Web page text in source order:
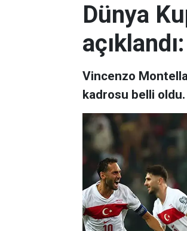
Dünya
Vincenzo
kadrosu belli oldu.